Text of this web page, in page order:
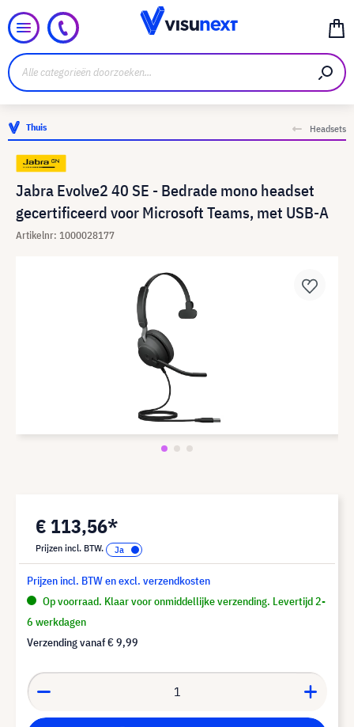
Thuis Headsets
Jabra Evolve2 40 SE - Bedrade mono headset
gecertificeerd voor Microsoft Teams, met USB-A
Artikelnr: 1000028177
€ 113,56*
Prijzen incl. BTW.
Prijzen incl. BTW en excl. verzendkosten
Op voorraad. Klaar voor onmiddellijke verzending. Levertijd 2-
6 werkdagen
Verzending vanaf€ 9,99